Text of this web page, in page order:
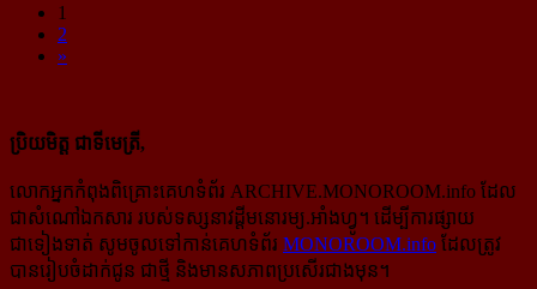
1
2
»
ប្រិយមិត្ត ជាទីមេត្រី,
លោកអ្នកកំពុងពិគ្រោះគេហទំព័រ ARCHIVE.MONOROOM.info ដែល
ជាសំណៅឯកសារ របស់ទស្សនាវដ្ដីមនោរម្យ.អាំងហ្វូ។ ដើម្បីការផ្សាយ
ជាទៀងទាត់ សូមចូលទៅកាន់​គេហទំព័រ MONOROOM.info ដែលត្រូវ
បានរៀបចំដាក់ជូន ជាថ្មី និងមានសភាពប្រសើរជាងមុន។